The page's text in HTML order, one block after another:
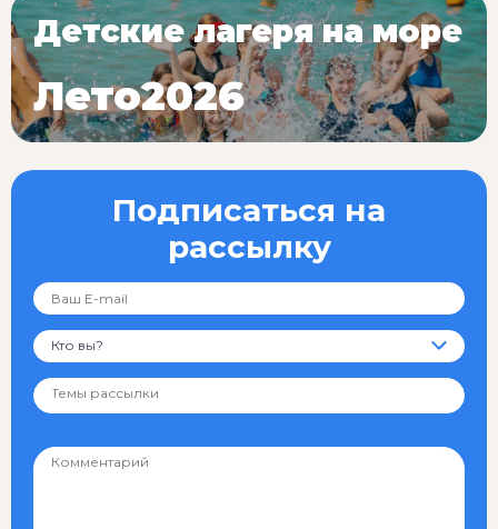
Подписаться на
рассылку
Кто вы?
Детские лагеря на море
Лето2026